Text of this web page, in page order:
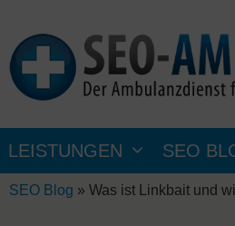
Inhalt
springen
LEISTUNGEN SEO
SEO Blog » Was ist Linkbait und